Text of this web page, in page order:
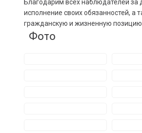
Благодарим всех наблюдателей за
исполнение своих обязанностей, а
гражданскую и жизненную
Фото